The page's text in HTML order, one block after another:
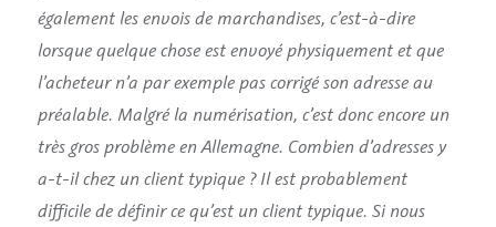
également les envois de marchandises, c’est-à-dire
lorsque quelque chose est envoyé physiquement et que
l’acheteur n’a par exemple pas corrigé son adresse au
préalable. Malgré la numérisation, c’est donc encore un
très gros problème en Allemagne. Combien d’adresses y
a-t-il chez un client typique ? Il est probablement
difficile de définir ce qu’est un client typique. Si nous